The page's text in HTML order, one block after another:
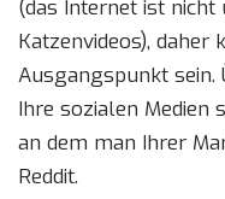
(das Internet ist
Katzenvideos), daher
Ausgangspunkt sein.
Ihre sozialen Medien
an dem man Ihrer
Reddit.